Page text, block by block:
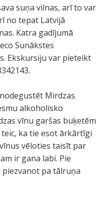
suņa vilnas, arī to var
no tepat Latvijā
Katra gadījumā
Sunākstes
Ekskursiju var pieteikt
Mirdzas
alkoholisko
vīnu garšas buķetēm
ka tie esot ārkārtīgi
vēloties taisīt par
ir gana labi. Pie
pa tālruņa